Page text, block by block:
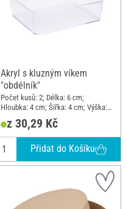
Akryl s kluzným víkem
"obdélník"
Počet kusů: 2; Délka: 6 cm;
Hloubka: 4 cm; Šířka: 4 cm; Výška:
1.5 cm; Materiál: Akryl
z 30,29 Kč
Přidat do Košíku